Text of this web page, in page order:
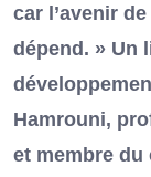
car l’avenir
dépend. » Un
Hamrouni,
et membre du